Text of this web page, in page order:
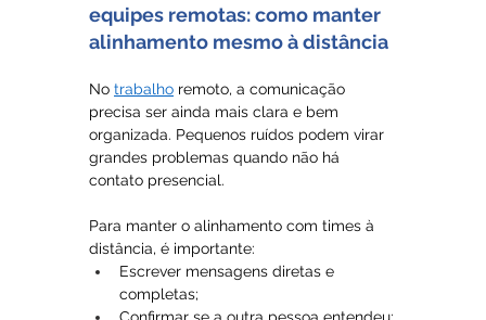
equipes remotas: como manter
alinhamento mesmo à distância
No trabalho remoto, a comunicação
precisa ser ainda mais clara e bem
organizada. Pequenos ruídos podem virar
grandes problemas quando não há
contato presencial.
Para manter o alinhamento com times à
distância, é importante:
Escrever mensagens diretas e
completas;